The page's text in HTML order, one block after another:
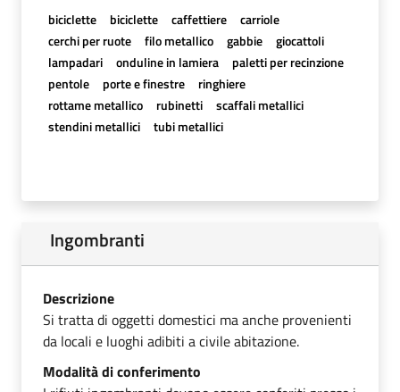
biciclette biciclette caffettiere
carriole
cerchi per ruote
filo metallico gabbie
giocattoli
lampadari
onduline in lamiera
paletti per recinzione
pentole
porte e finestre
ringhiere
rottame metallico
rubinetti
scaffali metallici
stendini metallici
tubi metallici
Ingombranti
Descrizione
Si tratta di oggetti domestici ma anche provenienti
da locali e luoghi adibiti a civile abitazione.
Modalità di conferimento